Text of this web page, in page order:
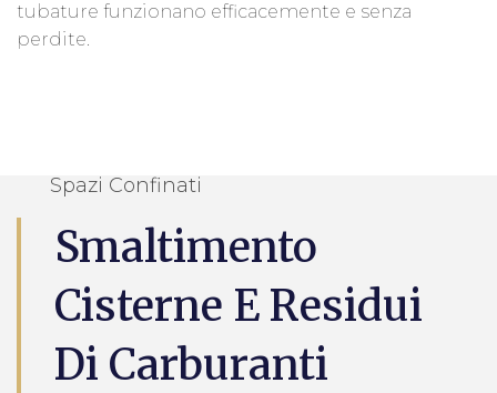
tubature funzionano efficacemente e senza
perdite.
Spazi Confinati
Smaltimento
Cisterne E Residui
Di Carburanti